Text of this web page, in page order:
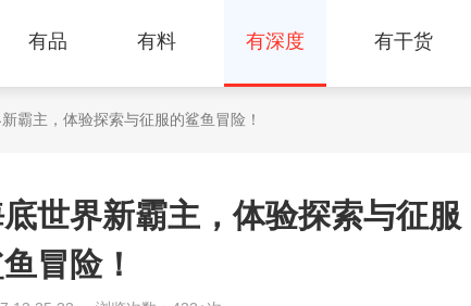
有品 有料 有深度 有干货
霸主，体验探索与征服的鲨鱼冒险！
世界新霸主，体验探索与征服
冒险！